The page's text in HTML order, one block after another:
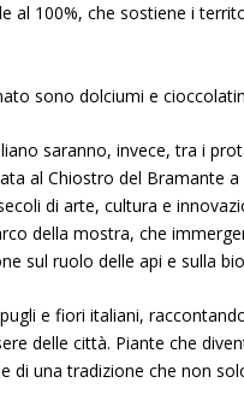
al 100%, che sostiene i
sono dolciumi e
saranno, invece, tra i
al Chiostro del Bramante
di arte, cultura e
della mostra, che
sul ruolo delle api e sulla
e fiori italiani,
delle città. Piante che
di una tradizione che non